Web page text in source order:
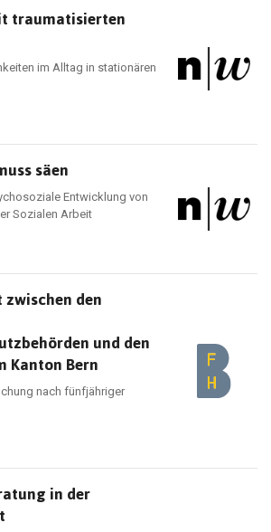
traumatisierten
im Alltag in stationären
säen
Entwicklung von
Sozialen Arbeit
den
und den
Kanton Bern
nach fünfjähriger
in der